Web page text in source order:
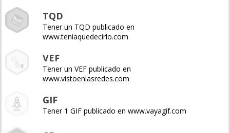
TQD
Tener un TQD publicado en
www.teniaquedecirlo.com
VEF
Tener un VEF publicado en
www.vistoenlasredes.com
GIF
Tener 1 GIF publicado en www.vayagif.com